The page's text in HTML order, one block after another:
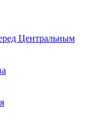
Центральным